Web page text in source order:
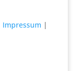
Impressum |